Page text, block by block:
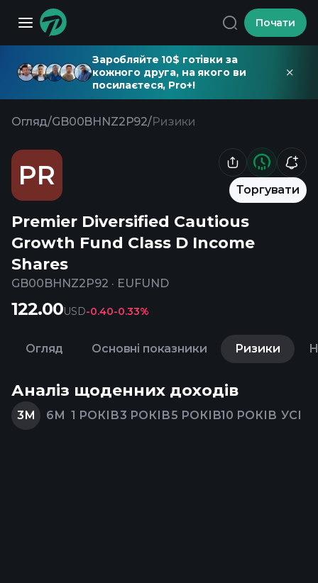
Почати
Заробляйте 10$ готівки за
кожного друга, на якого ви
посилаєтеся, Pro+!
Огляд/GB00BHNZ2P92/Ризики
PR Торгувати
Premier Diversified Cautious
Growth Fund Class D Income
Shares
GB00BHNZ2P92 · EUFUND
122.00USD-0.40-0.33%
Огляд Основні показники Ризики
Аналіз щоденних доходів
3М 6М 1 РОКІВ3 РОКІВ5 РОКІВ10 РОКІВ УСІ